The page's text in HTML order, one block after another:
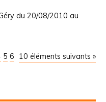
du 20/08/2010 au
10 éléments suivants »
5 6